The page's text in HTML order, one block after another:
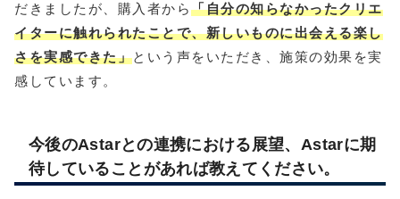
だきましたが、購入者から「自分の知らなかったクリエ
イターに触れられたことで、新しいものに出会える楽し
さを実感できた」という声をいただき、施策の効果を実
感しています。
今後のAstarとの連携における展望、Astarに期
待していることがあれば教えてください。